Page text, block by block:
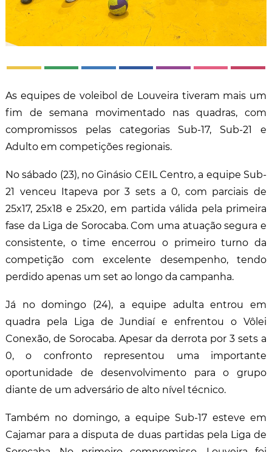
As equipes de voleibol de Louveira tiveram mais um
fim de semana movimentado nas quadras, com
compromissos pelas categorias Sub-17, Sub-21 e
Adulto em competições regionais.
No sábado (23), no Ginásio CEIL Centro, a equipe Sub-
21 venceu Itapeva por 3 sets a 0, com parciais de
25x17, 25x18 e 25x20, em partida válida pela primeira
fase da Liga de Sorocaba. Com uma atuação segura e
consistente, o time encerrou o primeiro turno da
competição com excelente desempenho, tendo
perdido apenas um set ao longo da campanha.
Já no domingo (24), a equipe adulta entrou em
quadra pela Liga de Jundiaí e enfrentou o Vôlei
Conexão, de Sorocaba. Apesar da derrota por 3 sets a
0, o confronto representou uma importante
oportunidade de desenvolvimento para o grupo
diante de um adversário de alto nível técnico.
Também no domingo, a equipe Sub-17 esteve em
Cajamar para a disputa de duas partidas pela Liga de